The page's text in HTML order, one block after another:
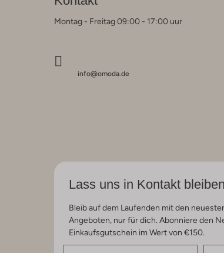
Montag - Freitag 09:00 - 17:00 uur
info@omoda.de
Lass uns in Kontakt bleiben
Bleib auf dem Laufenden mit den
Angeboten, nur für dich. Abonniere den
Einkaufsgutschein im Wert von €150.